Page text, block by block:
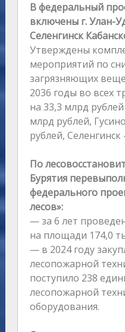
В федеральный
включены г. Улан-
Селенгинск
Утверждены
мероприятий по
загрязняющих
2036 годы во всех
на 33,3 млрд
млрд рублей,
рублей,
По
Бурятия
федерального
лесов»:
— за 6 лет
на площади 174,0
— в 2024 году
лесопожарной
поступило 238
лесопожарной
оборудования.